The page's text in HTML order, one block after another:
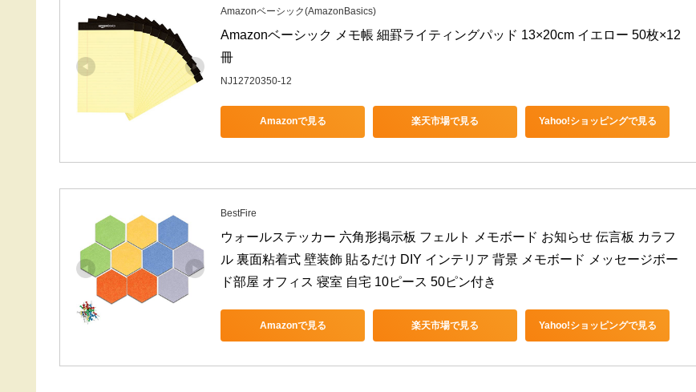
Amazonベーシック(AmazonBasics)
Amazonベーシック メモ帳 細罫ライティングパッド 13×20cm イエロー 50枚×12
冊
NJ12720350-12
Amazonで見る 楽天市場で見る Yahoo!ショッピングで見る
BestFire
ウォールステッカー 六角形掲示板 フェルト メモボード お知らせ 伝言板 カラフ
ル 裏面粘着式 壁装飾 貼るだけ DIY インテリア 背景 メモボード メッセージボー
ド部屋 オフィス 寝室 自宅 10ピース 50ピン付き
Amazonで見る 楽天市場で見る Yahoo!ショッピングで見る